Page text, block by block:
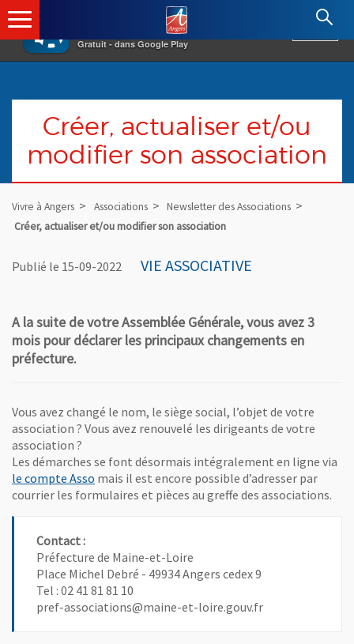
×
Gratuit - dans Google Play
Angers.fr : Retour à l'accueil
Créer, actualiser et/ou
modifier son association
Vivre à Angers Associations
Newsletter des Associations
Créer, actualiser et/ou modifier son association
Publié le 15-09-2022 VIE ASSOCIATIVE
A la suite de votre Assemblée Générale, vous avez 3
mois pour déclarer les principaux changements en
préfecture.
Vous avez changé le nom, le siège social, l’objet de votre
association ? Vous avez renouvelé les dirigeants de votre
association ?
Les démarches se font désormais intégralement en ligne via
le compte Asso , Ouvre une nouvelle fenêtre
mais il est encore possible d’adresser par
courrier les formulaires et pièces au greffe des associations.
Contact :
Préfecture de Maine-et-Loire
Place Michel Debré - 49934 Angers cedex 9
Tel : 02 41 81 81 10
pref-associations@maine-et-loire.gouv.fr